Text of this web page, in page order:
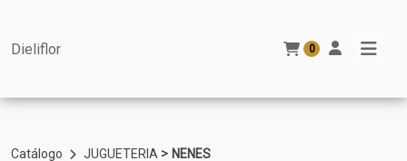
Dieliflor 0
Catálogo JUGUETERIA > NENES